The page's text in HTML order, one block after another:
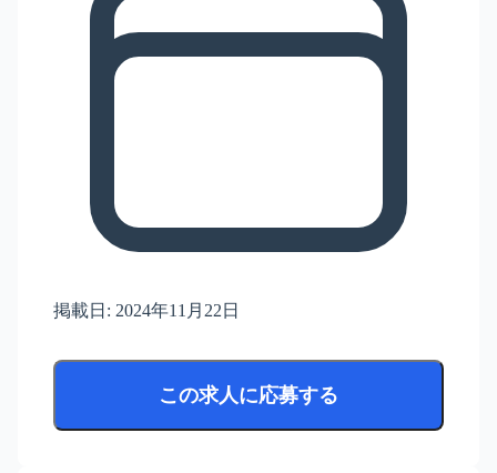
掲載日: 2024年11月22日
この求人に応募する